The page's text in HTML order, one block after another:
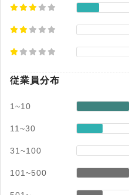
従業員分布
1~10
11~30
31~100
101~500